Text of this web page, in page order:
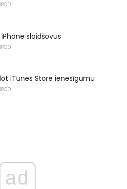
slaidšovus
iTunes Store ienesīgumu
ad